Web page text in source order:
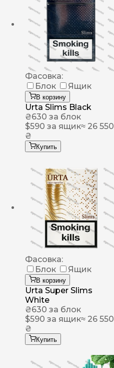
Фасовка:
Блок
Ящик
В корзину
Urta Slims Black
₴630 за блок
$590 за ящик≈ 26 550
₴
Купить
Фасовка:
Блок
Ящик
В корзину
Urta Super Slims
White
₴630 за блок
$590 за ящик≈ 26 550
₴
Купить